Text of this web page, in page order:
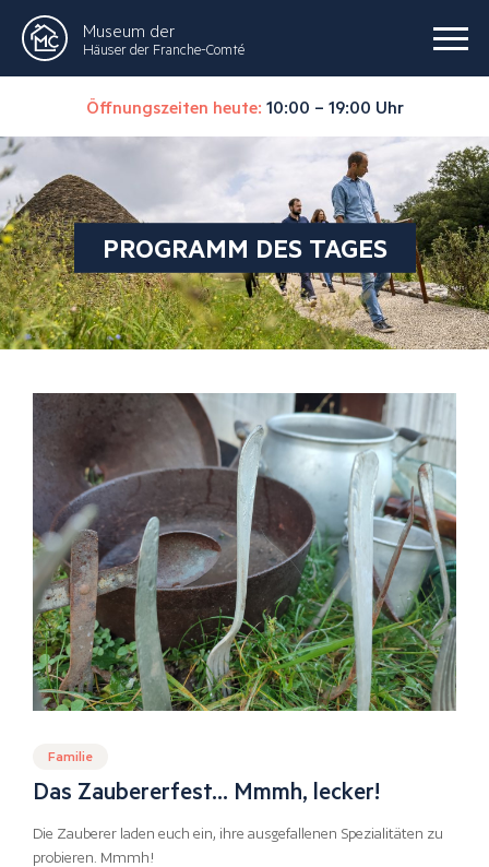
Museum der
Häuser der Franche-Comté
Öffnungszeiten heute: 10:00 – 19:00 Uhr
PROGRAMM DES TAGES
Familie
Das Zaubererfest… Mmmh, lecker!
Die Zauberer laden euch ein, ihre ausgefallenen Spezialitäten zu
probieren. Mmmh!